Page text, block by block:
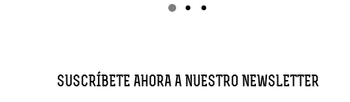
SUSCRÍBETE AHORA A NUESTRO NEWSLETTER